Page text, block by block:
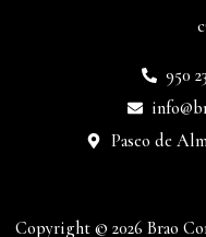
950
Paseo de
Copyright © 2026 Brao